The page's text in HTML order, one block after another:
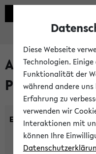
Alle noch
Prüfungen
Einrichtung:
Diese Webseite
Technologien.
Funktionalität der
während andere
Erfahrung zu
verwenden wir
Interaktionen mit
können Ihre